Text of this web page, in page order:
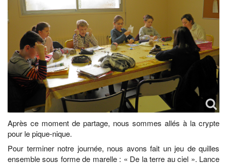
Après ce moment de partage, nous sommes allés à la crypte
pour le pique-nique.
Pour terminer notre journée, nous avons fait un jeu de quilles
ensemble sous forme de marelle : « De la terre au ciel ». Lance